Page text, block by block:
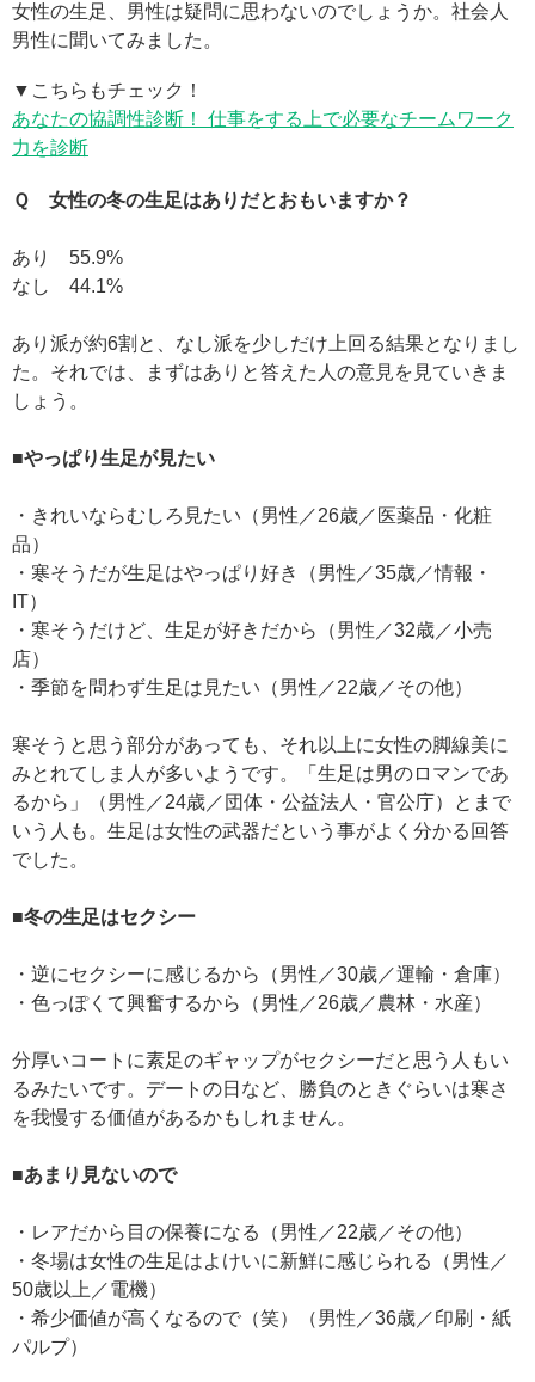
女性の生足、男性は疑問に思わないのでしょうか。社会人
男性に聞いてみました。
▼こちらもチェック！
あなたの協調性診断！ 仕事をする上で必要なチームワーク
力を診断
Ｑ 女性の冬の生足はありだとおもいますか？
あり 55.9%
なし 44.1%
あり派が約6割と、なし派を少しだけ上回る結果となりまし
た。それでは、まずはありと答えた人の意見を見ていきま
しょう。
■やっぱり生足が見たい
・きれいならむしろ見たい（男性／26歳／医薬品・化粧
品）
・寒そうだが生足はやっぱり好き（男性／35歳／情報・
IT）
・寒そうだけど、生足が好きだから（男性／32歳／小売
店）
・季節を問わず生足は見たい（男性／22歳／その他）
寒そうと思う部分があっても、それ以上に女性の脚線美に
みとれてしま人が多いようです。「生足は男のロマンであ
るから」（男性／24歳／団体・公益法人・官公庁）とまで
いう人も。生足は女性の武器だという事がよく分かる回答
でした。
■冬の生足はセクシー
・逆にセクシーに感じるから（男性／30歳／運輸・倉庫）
・色っぽくて興奮するから（男性／26歳／農林・水産）
分厚いコートに素足のギャップがセクシーだと思う人もい
るみたいです。デートの日など、勝負のときぐらいは寒さ
を我慢する価値があるかもしれません。
■あまり見ないので
・レアだから目の保養になる（男性／22歳／その他）
・冬場は女性の生足はよけいに新鮮に感じられる（男性／
50歳以上／電機）
・希少価値が高くなるので（笑）（男性／36歳／印刷・紙
パルプ）